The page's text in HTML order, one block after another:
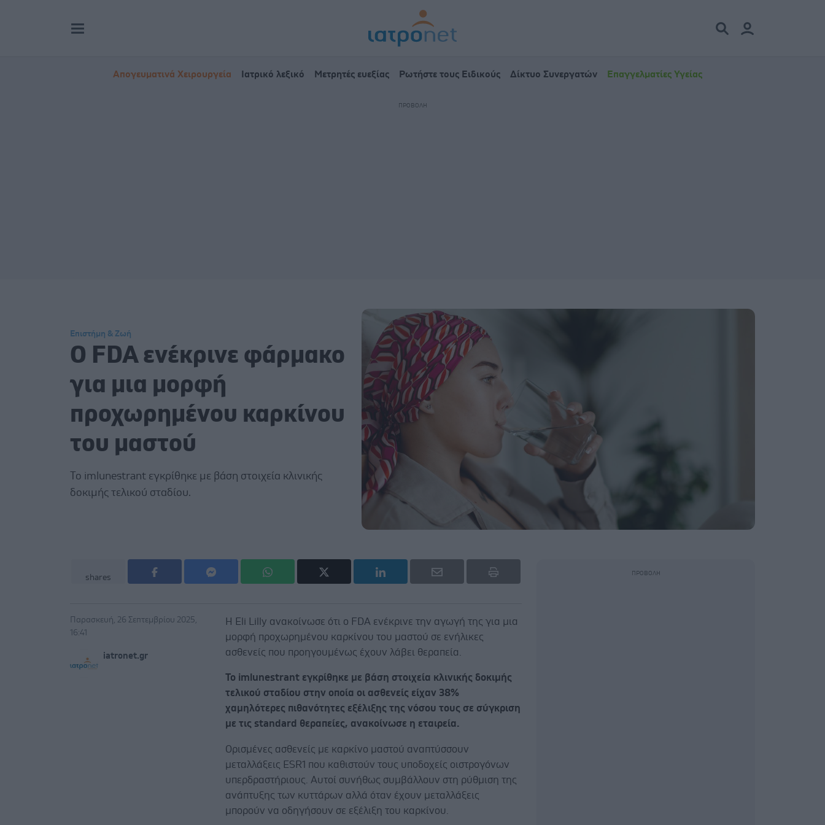
Απογευματινά Χειρουργεία Ιατρικό λεξικό Μετρητές ευεξίας Ρωτήστε τους Ειδικούς Δίκτυο Συνεργατών Επαγγελματίες Υγείας
Επιστήμη & Ζωή
Ο FDA ενέκρινε φάρμακο
για μια μορφή
προχωρημένου καρκίνου
του μαστού
Το imlunestrant εγκρίθηκε με βάση στοιχεία κλινικής
δοκιμής τελικού σταδίου.
shares
Παρασκευή, 26 Σεπτεμβρίου 2025,
16:41
iatronet.gr
Η Eli Lilly ανακοίνωσε ότι ο FDA ενέκρινε την αγωγή της για μια
μορφή προχωρημένου καρκίνου του μαστού σε ενήλικες
ασθενείς που προηγουμένως έχουν λάβει θεραπεία.
Το imlunestrant εγκρίθηκε με βάση στοιχεία κλινικής δοκιμής
τελικού σταδίου στην οποία οι ασθενείς είχαν 38%
χαμηλότερες πιθανότητες εξέλιξης της νόσου τους σε σύγκριση
με τις standard θεραπείες, ανακοίνωσε η εταιρεία.
Ορισμένες ασθενείς με καρκίνο μαστού αναπτύσσουν
μεταλλάξεις ESR1 που καθιστούν τους υποδοχείς οιστρογόνων
υπερδραστήριους. Αυτοί συνήθως συμβάλλουν στη ρύθμιση της
ανάπτυξης των κυττάρων αλλά όταν έχουν μεταλλάξεις
μπορούν να οδηγήσουν σε εξέλιξη του καρκίνου.